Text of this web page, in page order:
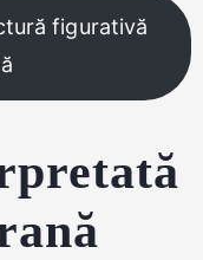
figurativă